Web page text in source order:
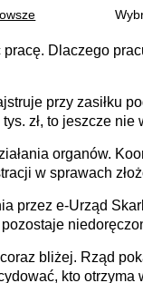
pracę. Dlaczego
przy zasiłku
zł, to jeszcze nie
organów.
w sprawach
przez e-Urząd
bliżej. Rząd
kto otrzyma